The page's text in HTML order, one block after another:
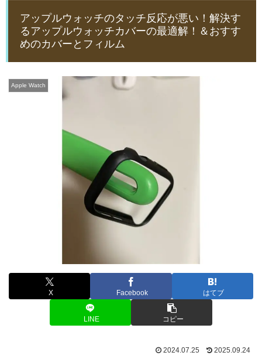
アップルウォッチのタッチ反応が悪い！解決す
るアップルウォッチカバーの最適解！＆おすす
めのカバーとフィルム
Apple Watch
X Facebook はてブ
LINE コピー
2024.07.25 2025.09.24